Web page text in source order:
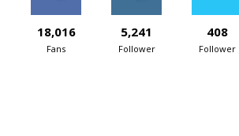
18,016
Fans
5,241
Follower
408
Follower